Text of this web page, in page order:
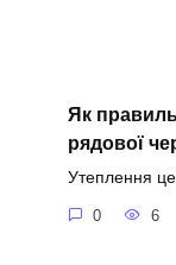
Як
рядової
Утеплення
0 6